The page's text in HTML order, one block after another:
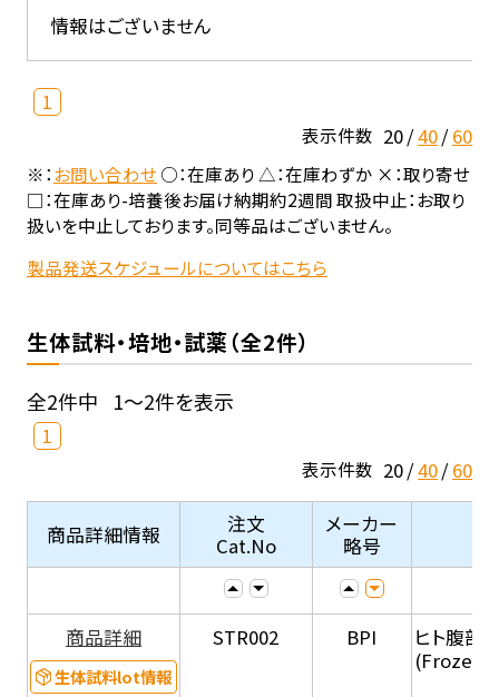
情報はございません
1
表示件数 20 40 60
※：お問い合わせ○：在庫あり △：在庫わずか ×：取り寄せ
□：在庫あり-培養後お届け納期約2週間 取扱中止：お取り
扱いを中止しております。同等品はございません。
製品発送スケジュールについてはこちら
生体試料・培地・試薬（全2件）
全2件中 1～2件を表示
1
表示件数 20 40 60
商品詳細情報
注文
Cat.No
メーカー
略号
商品詳細
生体試料lot情報
STR002 BPI
ヒト腹部
(Frozen